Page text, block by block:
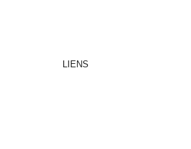
LIENS